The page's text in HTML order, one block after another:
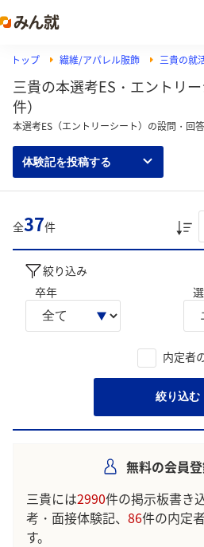
トップ 繊維/アパレル服飾 三貴の就
三貴の本選考ES・エントリ
件）
本選考ES（エントリーシート）の設問・回
体験記を投稿する
全37件
絞り込み
卒年
内定者
絞り込む
無料の会員
三貴には2990件の掲示板書き
考・面接体験記、 86件の内定
す。